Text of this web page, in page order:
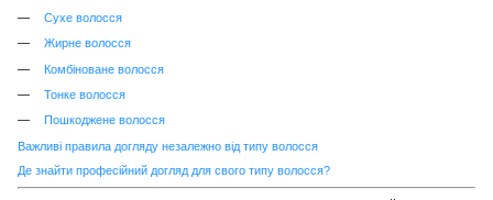
Сухе волосся
Жирне волосся
Комбіноване волосся
Тонке волосся
Пошкоджене волосся
Важливі правила догляду незалежно від типу волосся
Де знайти професійний догляд для свого типу волосся?